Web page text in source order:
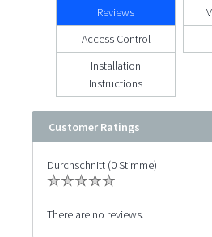
Reviews
Access Control
Installation
Instructions
Customer Ratings
Durchschnitt (0 Stimme)
There are no reviews.